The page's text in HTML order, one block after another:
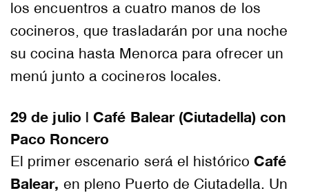
los encuentros a cuatro manos de los
cocineros, que trasladarán por una noche
su cocina hasta Menorca para ofrecer un
menú junto a cocineros locales.
29 de julio | Café Balear (Ciutadella) con
Paco Roncero
El primer escenario será el históricoCafé
Balear, en pleno Puerto de Ciutadella. Un